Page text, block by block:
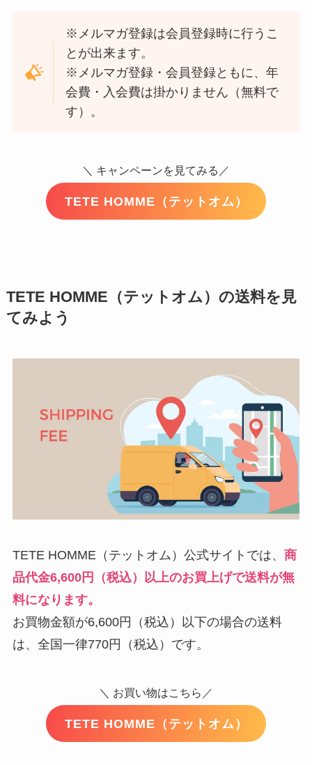
※メルマガ登録は会員登録時に行うこ
とが出来ます。
※メルマガ登録・会員登録ともに、年
会費・入会費は掛かりません（無料で
す）。
＼ キャンペーンを見てみる／
TETE HOMME（テットオム）
TETE HOMME（テットオム）の送料を見
てみよう
TETE HOMME（テットオム）公式サイトでは、 商
品代金6,600円（税込）以上のお買上げで送料が無
料になります。
お買物金額が6,600円（税込）以下の場合の送料
は、全国一律770円（税込）です。
＼ お買い物はこちら／
TETE HOMME（テットオム）